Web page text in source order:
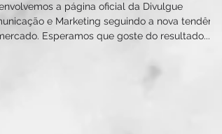
a página oficial da Divulgue
e Marketing seguindo a nova tendência
Esperamos que goste do resultado...